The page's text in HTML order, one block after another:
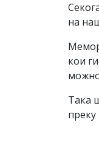
на
кои
Така